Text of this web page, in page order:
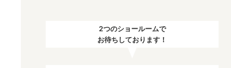
2つのショールームで
お待ちしております！